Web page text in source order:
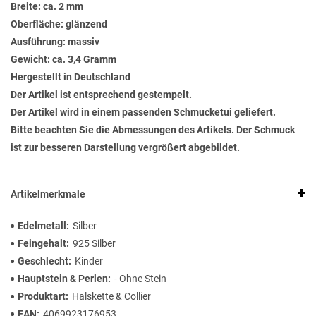
Breite: ca. 2 mm
Oberfläche: glänzend
Ausführung: massiv
Gewicht: ca. 3,4 Gramm
Hergestellt in Deutschland
Der Artikel ist entsprechend gestempelt.
Der Artikel wird in einem passenden Schmucketui geliefert.
Bitte beachten Sie die Abmessungen des Artikels. Der Schmuck
ist zur besseren Darstellung vergrößert abgebildet.
Artikelmerkmale
Edelmetall
Silber
Feingehalt 925 Silber
Geschlecht
Kinder
Hauptstein & Perlen
- Ohne Stein
Produktart
Halskette & Collier